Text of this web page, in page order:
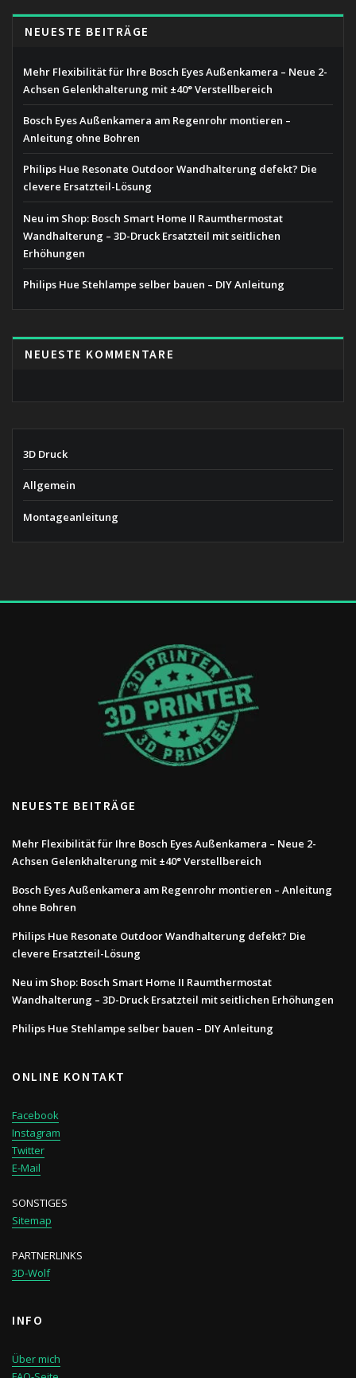
NEUESTE BEITRÄGE
Mehr Flexibilität für Ihre Bosch Eyes Außenkamera – Neue 2-
Achsen Gelenkhalterung mit ±40° Verstellbereich
Bosch Eyes Außenkamera am Regenrohr montieren –
Anleitung ohne Bohren
Philips Hue Resonate Outdoor Wandhalterung defekt? Die
clevere Ersatzteil-Lösung
Neu im Shop: Bosch Smart Home II Raumthermostat
Wandhalterung – 3D-Druck Ersatzteil mit seitlichen
Erhöhungen
Philips Hue Stehlampe selber bauen – DIY Anleitung
NEUESTE KOMMENTARE
3D Druck
Allgemein
Montageanleitung
NEUESTE BEITRÄGE
Mehr Flexibilität für Ihre Bosch Eyes Außenkamera – Neue 2-
Achsen Gelenkhalterung mit ±40° Verstellbereich
Bosch Eyes Außenkamera am Regenrohr montieren – Anleitung
ohne Bohren
Philips Hue Resonate Outdoor Wandhalterung defekt? Die
clevere Ersatzteil-Lösung
Neu im Shop: Bosch Smart Home II Raumthermostat
Wandhalterung – 3D-Druck Ersatzteil mit seitlichen Erhöhungen
Philips Hue Stehlampe selber bauen – DIY Anleitung
ONLINE KONTAKT
Facebook
Instagram
Twitter
E-Mail
SONSTIGES
Sitemap
PARTNERLINKS
3D-Wolf
INFO
Über mich